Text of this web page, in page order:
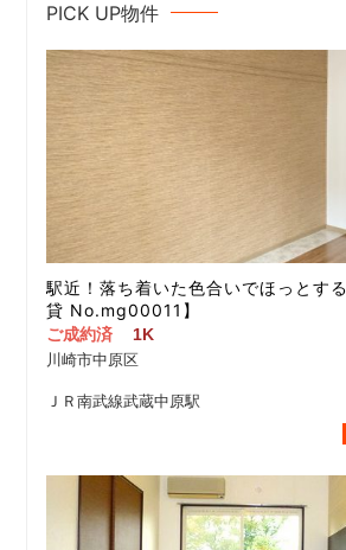
PICK UP物件
駅近！落ち着いた色合いでほっとす
貸 No.mg00011】
ご成約済
1K
川崎市中原区
ＪＲ南武線武蔵中原駅